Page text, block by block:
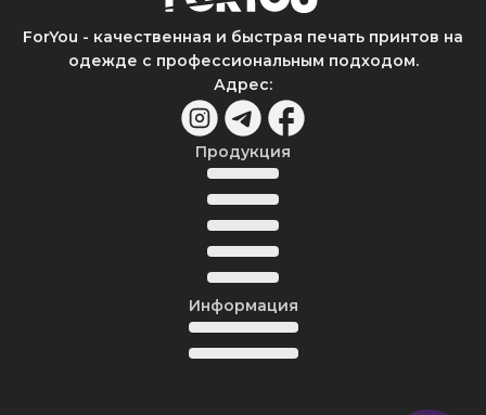
ForYou - качественная и быстрая печать принтов на
одежде с профессиональным подходом.
Адрес:
Продукция
Информация